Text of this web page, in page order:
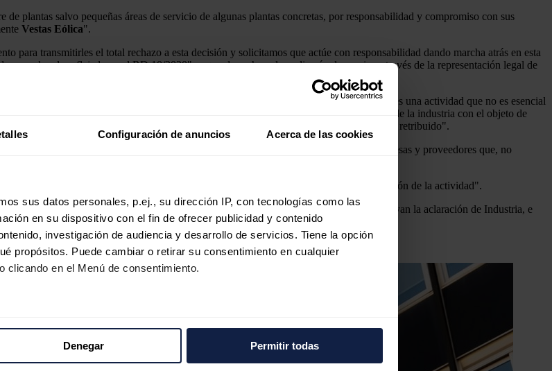
Configuración de anuncios Acerca de las cookies
sus datos personales, p.ej., su dirección IP, con tecnologías como las
en su dispositivo con el fin de ofrecer publicidad y contenido
investigación de audiencia y desarrollo de servicios. Tiene la opción
propósitos. Puede cambiar o retirar su consentimiento en cualquier
clicando en el Menú de consentimiento.
Denegar Permitir todas
plantas salvo pequeñas áreas de servicio de algunas plantas concretas, por responsabilidad y compromiso con sus
Vestas Eólica".
para transmitirles el total rechazo a esta decisión y solicitamos que actúe con responsabilidad dando marcha atrás en esta
a lo reflejado en el RD 10/2020", y que de no hacerlo realizarán denuncias a través de la representación legal de
explicación de Industria?
Según fuentes del sector eólico, se entiende que "la industria es una actividad que no es esencial
esencial, en este caso la generación de energía eléctrica. Por ello, el funcionamiento de la industria con el objeto de
exige que no se apliquen a su personal vinculado a esta actividad el permiso retribuido".
del RDL 10/2020, que se remite al art 18 del
" se refieren "a las empresas y proveedores que, no
población y los propios servicios esenciales".
relacionada con la actividad de generación de energía eléctrica es posible la continuación de la actividad".
emitido sendos comunicados a las empresas e industrias de sus territorios en los que apoyan la aclaración de Industria, e
de producción.